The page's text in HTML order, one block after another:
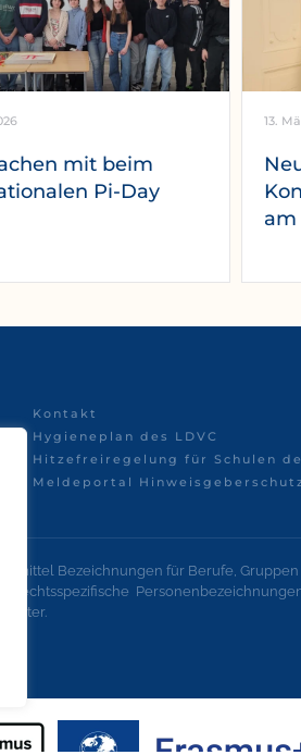
mit beim
Pi-Day
13.
am
Kontakt
Hygieneplan des LDVC
Hitzefreiregelung für Schulen
Meldeportal
Bezeichnungen für Berufe,